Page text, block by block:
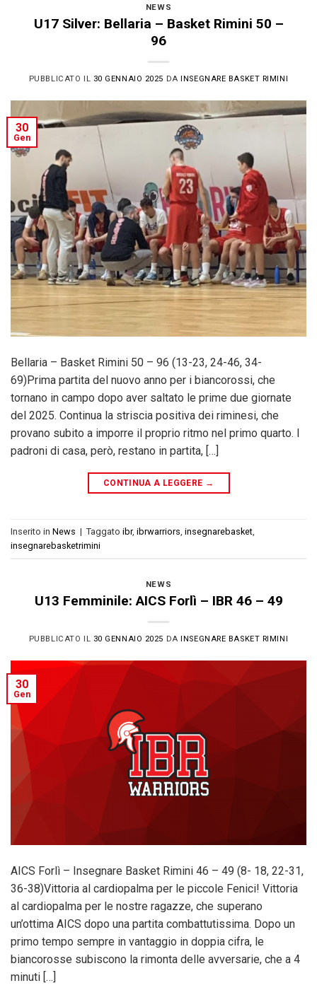
NEWS
U17 Silver: Bellaria – Basket Rimini 50 –
96
PUBBLICATO IL 30 GENNAIO 2025 DAINSEGNARE BASKET RIMINI
30
Gen
Bellaria – Basket Rimini 50 – 96 (13-23, 24-46, 34-
69)Prima partita del nuovo anno per i biancorossi, che
tornano in campo dopo aver saltato le prime due giornate
del 2025. Continua la striscia positiva dei riminesi, che
provano subito a imporre il proprio ritmo nel primo quarto. I
padroni di casa, però, restano in partita, […]
CONTINUA A LEGGERE →
Inserito in News | Taggato ibr, ibrwarriors insegnarebasket
insegnarebasketrimini
NEWS
U13 Femminile: AICS Forlì – IBR 46 – 49
PUBBLICATO IL 30 GENNAIO 2025 DAINSEGNARE BASKET RIMINI
30
Gen
AICS Forlì – Insegnare Basket Rimini 46 – 49 (8- 18, 22-31,
36-38)Vittoria al cardiopalma per le piccole Fenici! Vittoria
al cardiopalma per le nostre ragazze, che superano
un’ottima AICS dopo una partita combattutissima. Dopo un
primo tempo sempre in vantaggio in doppia cifra, le
biancorosse subiscono la rimonta delle avversarie, che a 4
minuti […]